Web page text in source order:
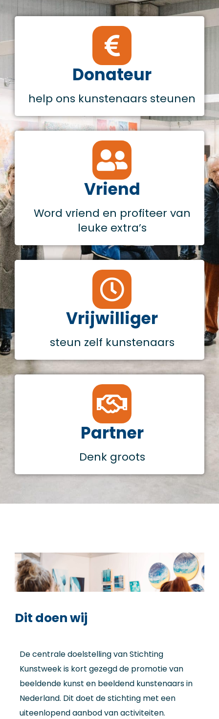
Donateur
help ons kunstenaars steunen
Vriend
Word vriend en profiteer van
leuke extra’s
Vrijwilliger
steun zelf kunstenaars
Partner
Denk groots
Dit doen wij
De centrale doelstelling van Stichting
Kunstweek is kort gezegd de promotie van
beeldende kunst en beeldend kunstenaars in
Nederland. Dit doet de stichting met een
uiteenlopend aanbod van activiteiten.